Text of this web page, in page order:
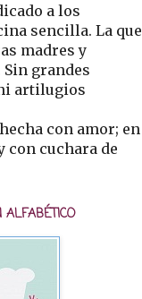
a los
sencilla. La que
madres y
Sin grandes
artilugios
con amor; en
con cuchara de
ALFABÉTICO